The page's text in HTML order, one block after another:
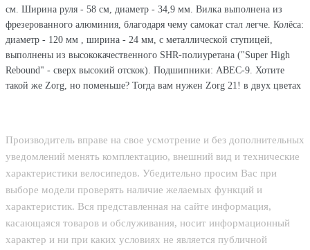
см. Ширина руля - 58 см, диаметр - 34,9 мм. Вилка выполнена из
фрезерованного алюминия, благодаря чему самокат стал легче. Колёса:
диаметр - 120 мм , ширина - 24 мм, с металлической ступицей,
выполнены из высококачественного SHR-полиуретана ("Super High
Rebound" - сверх высокий отскок). Подшипники: ABEC-9. Хотите
такой же Zorg, но поменьше? Тогда вам нужен Zorg 21! в двух цветах
Производитель вправе на свое усмотрение и без дополнительных
уведомлений менять комплектацию, внешний вид и технические
характеристики велосипедов. Убедительно просим Вас при
выборе модели проверять наличие желаемых функций и
характеристик. Вся представленная на сайте информация,
касающаяся товаров и обслуживания, носит информационный
характер и ни при каких условиях не является публичной